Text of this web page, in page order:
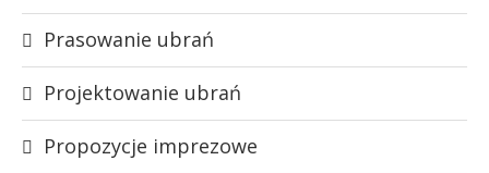
Prasowanie ubrań
Projektowanie ubrań
Propozycje imprezowe